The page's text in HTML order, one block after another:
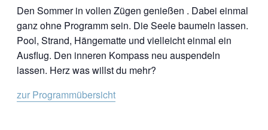
Den Sommer in vollen Zügen genießen . Dabei einmal
ganz ohne Programm sein. Die Seele baumeln lassen.
Pool, Strand, Hängematte und vielleicht einmal ein
Ausflug. Den inneren Kompass neu auspendeln
lassen. Herz was willst du mehr?
zur Programmübersicht